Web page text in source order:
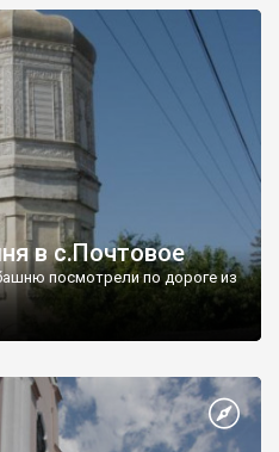
в с.Почтовое
посмотрели по дороге из